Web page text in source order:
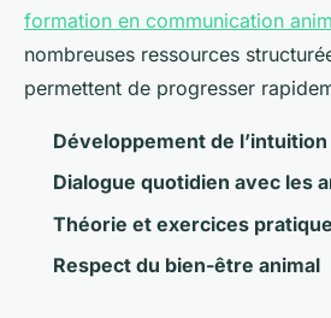
formation en communication
nombreuses ressources
permettent de progresser
Développement de l’intuition
Dialogue quotidien avec les
Théorie et exercices
Respect du bien-être animal